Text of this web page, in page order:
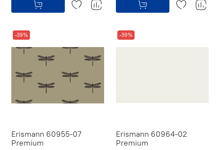
-39%
Erismann 60955-07
Premium
-39%
Erismann 60964-02
Premium